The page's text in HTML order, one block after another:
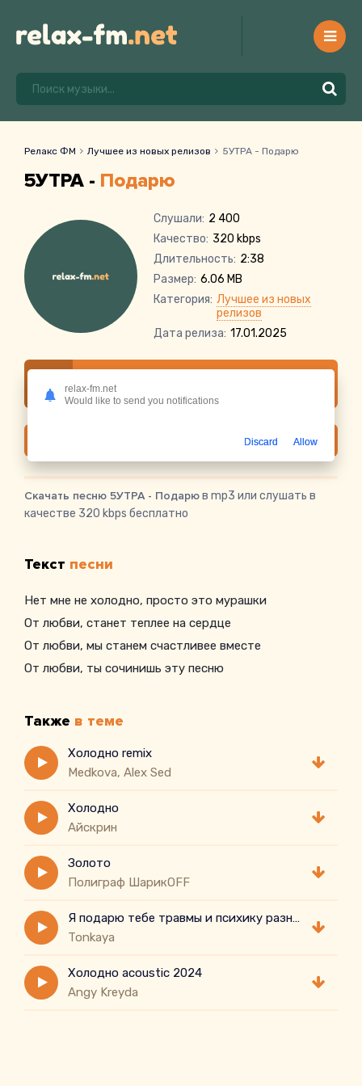
Релакс ФМ Лучшее из новых релизов 5УТРА - Подарю
5УТРА - Подарю
Слушали: 2 400
Качество: 320 kbps
Длительность: 2:38
Размер: 6.06 MB
Категория: Лучшее из новых
релизов
Дата релиза: 17.01.2025
Слушать онлайн 5УТРА - Подарю
Скачать песню 5УТРА - Подарюв mp3 или слушать в
качестве 320 kbps бесплатно
Текст песни
Нет мне не холодно, просто это мурашки
От любви, станет теплее на сердце
От любви, мы станем счастливее вместе
От любви, ты сочинишь эту песню
Также в теме
Холодно remix
Medkova, Alex Sed
Холодно
Айскрин
Золото
Полиграф ШарикOFF
Я подарю тебе травмы и психику разнесу
Tonkaya
Холодно аcoustic 2024
Angy Kreyda
relax-fm.net
Would like to send you notifications
Discard Allow